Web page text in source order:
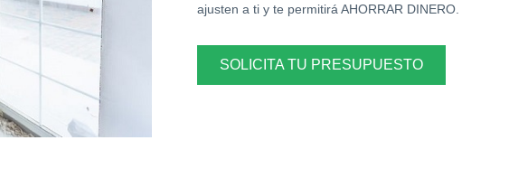
ajusten a ti y te permitirá AHORRAR DINERO.
SOLICITA TU PRESUPUESTO